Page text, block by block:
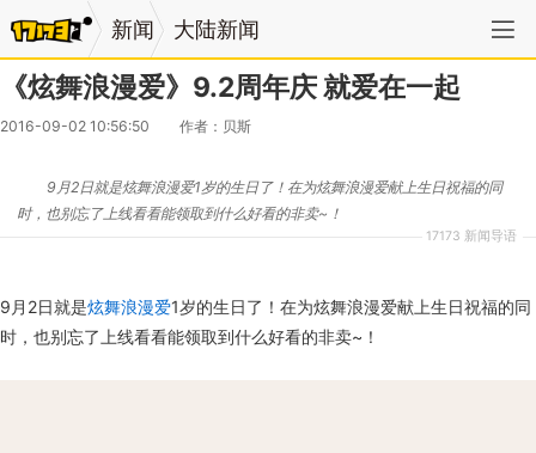
新闻 大陆新闻
《炫舞浪漫爱》9.2周年庆 就爱在一起
2016-09-02 10:56:50 作者：贝斯
17173 新闻导语
9月2日就是炫舞浪漫爱1岁的生日了！在为炫舞浪漫爱献上生日祝福的同
时，也别忘了上线看看能领取到什么好看的非卖~！
9月2日就是炫舞浪漫爱1岁的生日了！在为炫舞浪漫爱献上生日祝福的同
时，也别忘了上线看看能领取到什么好看的非卖~！